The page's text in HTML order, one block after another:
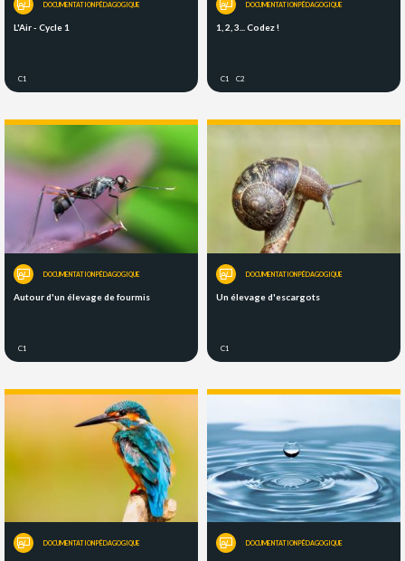
DOCUMENTATION PÉDAGOGIQUE
L'Air - Cycle 1
C1
DOCUMENTATION PÉDAGOGIQUE
1, 2, 3... Codez !
C1 C2
DOCUMENTATION PÉDAGOGIQUE
Autour d'un élevage de fourmis
C1
DOCUMENTATION PÉDAGOGIQUE
Un élevage d'escargots
C1
DOCUMENTATION PÉDAGOGIQUE DOCUMENTATION PÉDAGOGIQUE